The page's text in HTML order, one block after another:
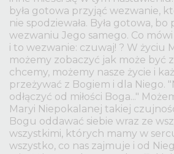
była gotowa przyjąć wezwanie,
nie spodziewała. Była gotowa, bo
wezwaniu Jego samego. Co
i to wezwanie: czuwaj! ? W życiu
możemy zobaczyć jak może być
chcemy, możemy nasze życie i
przeżywać z Bogiem i dla Niego.
odłączyć od miłości Boga..."
Maryi Niepokalanej takiej
Bogu oddawać siebie wraz ze
wszystkimi, których mamy w
wszystko, co nas zajmuje i od